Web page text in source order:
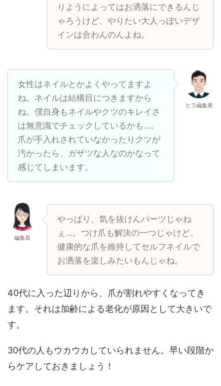
りようによってはお洒落にできるんじ
ゃろうけど、やりたい大人っぽいデザ
インは合わんのんよね。
女性はネイルとかよくやってますよ
ね。ネイルは結構目につきますから
ね。僕自身もネイルやクツのキレイさ
は無意識でチェックしているかも…。
爪が手入れされていなかったりクツが
汚かったら、ガザツな人なのかなって
感じてしまいます。
ヒラ編集者
編集長
やっぱり、気を抜けんパーツじゃね
ぇ…。つけ爪も解決の一つじゃけど、
健康的な爪を維持してセルフネイルで
お洒落を楽しみたいもんじゃね。
40代に入った辺りから、爪が割れやすくなってき
ます。それは加齢による老化が原因として大きいで
す。
30代の人もウカウカしていられません。早い段階か
らケアしておきましょう！